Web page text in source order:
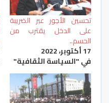
تحسين الأجور عبر الضريبة
على الدخل يقترب من
الحسم..
17 أكتوبر، 2022
في "السياسة الثقافية"